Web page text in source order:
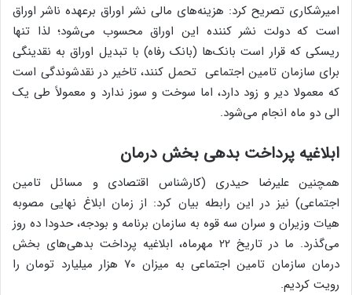
امیرشکاری تصریح کرد: هزینه‌های مالی نشر اوراق برعهده ناشر اوراق
است که دولت نشر کننده این اوراق محسوب می‌شود؛ لذا تنها
ریسکی که قرار است بانک‌ها (بانک رفاه) با تبدیل اوراق به نقدینگی
برای سازمان تامین اجتماعی تحمل کنند، تاخیر در نقدشوندگی است
که معمولا دیر و زود دارد، اما سوخت و سوز ندارد و معمولاً طی یک
الی دو ماه انجام می‌شود.
ابلاغیه پرداخت بدهی بخش درمان
همچنین علیرضا حیدری (کارشناس اقتصادی و مسائل تامین
اجتماعی) نیز در این رابطه بیان کرد: از زمان ابلاغ نهایی مصوبه
هیات وزیران و سران سه قوه به سازمان برنامه و بودجه، حدودا ده روز
می‌گذرد. ما در تاریخ ۲۲ مهرماه، ابلاغیه پرداخت بدهی‌های بخش
درمان سازمان تامین اجتماعی به میزان ۷۰ هزار میلیارد تومان را
رویت کردیم.